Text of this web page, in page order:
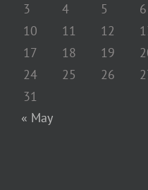
3
4 5 6
10
11 12
17
18 19
24
25 26
31
« May